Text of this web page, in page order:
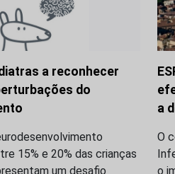
a reconhecer
do
15% e 20% das crianças
um desafio
a
O
o